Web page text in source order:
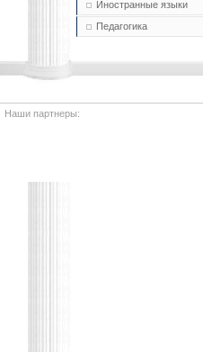
Иностранные языки
Педагогика
Наши партнеры: